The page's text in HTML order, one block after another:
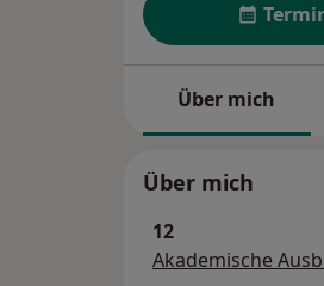
Über mich
Über mich
12
Akademische